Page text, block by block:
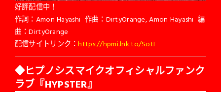
好評配信中！
作詞：Amon Hayashi 作曲：DirtyOrange, Amon Hayashi 編
曲：DirtyOrange
配信サイトリンク：https://hpmi.lnk.to/SotI
◆ヒプノシスマイクオフィシャルファンク
ラブ『HYPSTER』